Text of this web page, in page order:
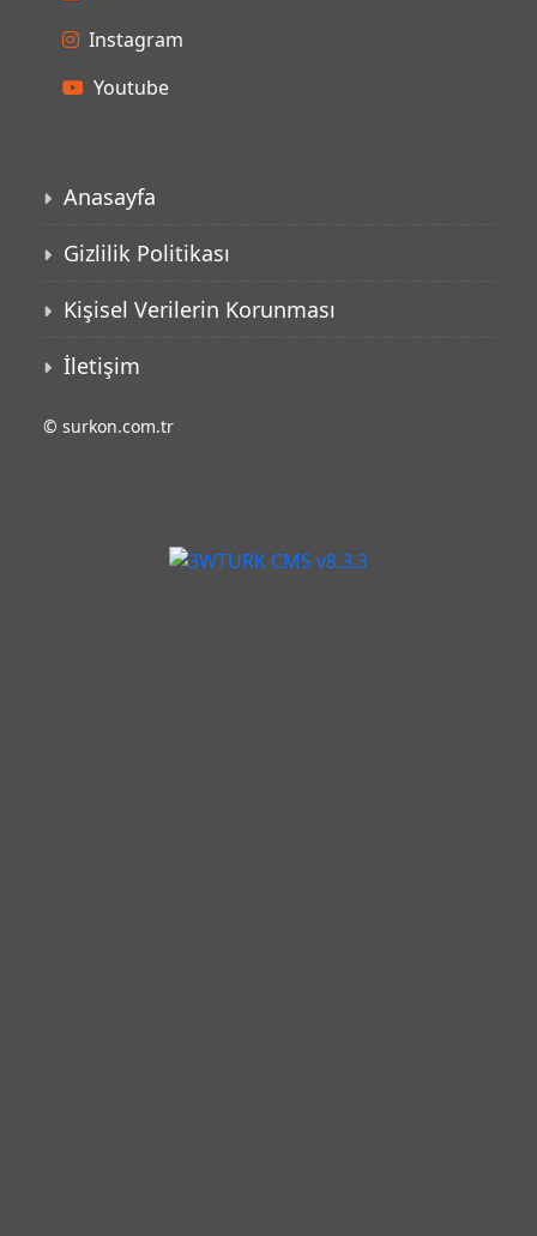
Instagram
Youtube
Anasayfa
Gizlilik Politikası
Kişisel Verilerin Korunması
İletişim
© surkon.com.tr